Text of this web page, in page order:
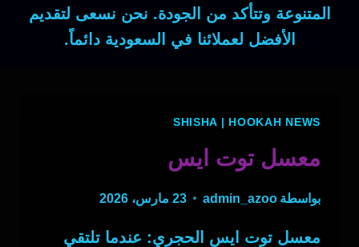
المتنوعة وتتأكد من الجودة. نحن نسعى لتقديم
الأفضل لعملائنا في السعودية دائماً.
SHISHA | HOOKAH NEWS
معسل توت ايس
بواسطة admin_azoo 23 مارس، 2026
معسل توت ايس الحجري: عندما تلتقي